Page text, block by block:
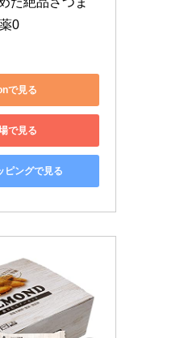
0
で見る
で見る
ピングで見る